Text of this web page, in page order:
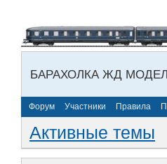
БАРАХОЛКА ЖД
Форум Участники Правила
Активные темы